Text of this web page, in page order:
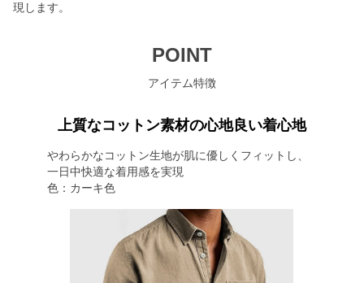
現します。
POINT
アイテム特徴
上質なコットン素材の心地良い着心地
やわらかなコットン生地が肌に優しくフィットし、
一日中快適な着用感を実現
色：カーキ色